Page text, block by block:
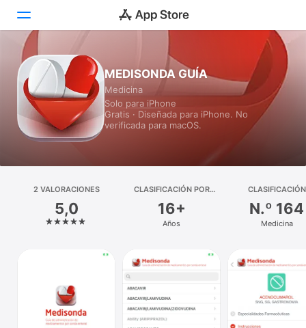
Hoy
Juegos
Apps
Plataforma
iPhone
MEDISONDA GUÍA
Medicina
Solo para iPhone
Gratis · Diseñada para iPhone. No
verificada para macOS.
2 VALORACIONES
5,0
CLASIFICACIÓN POR
16+
Años
CLASIFICACIÓN
N.º 164
Medicina